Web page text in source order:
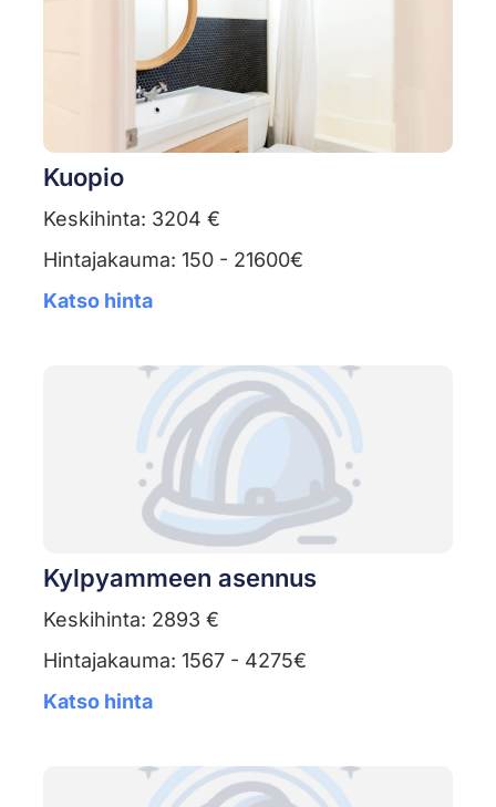
Kuopio
Keskihinta: 3204 €
Hintajakauma: 150 - 21600€
Katso hinta
Kylpyammeen asennus
Keskihinta: 2893 €
Hintajakauma: 1567 - 4275€
Katso hinta